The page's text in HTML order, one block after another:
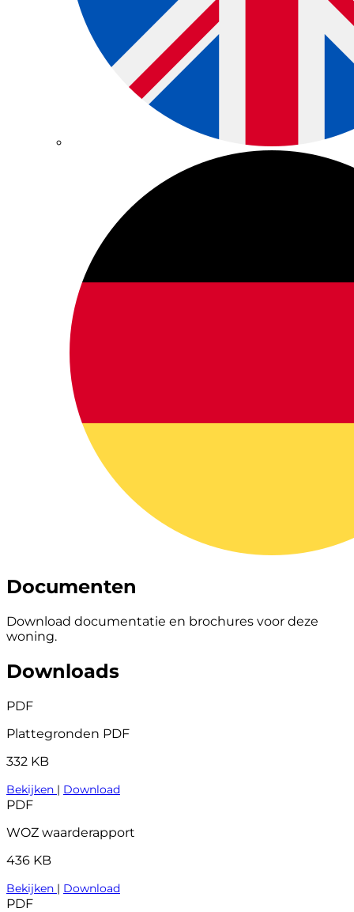
Documenten
Download documentatie en brochures voor deze
woning.
Downloads
PDF
Plattegronden PDF
332 KB
Bekijken | Download
PDF
WOZ waarderapport
436 KB
Bekijken | Download
PDF